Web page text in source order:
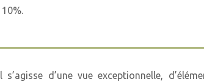
d’une vue exceptionnelle,